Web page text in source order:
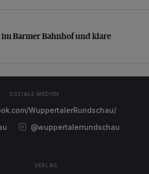
Barmer Bahnhof und klare Ansage
im Barmer Bahnhof und klare
SOZIALE MEDIEN
WuppertalerRundschau/
@wuppertalerrundschau
VERLAG